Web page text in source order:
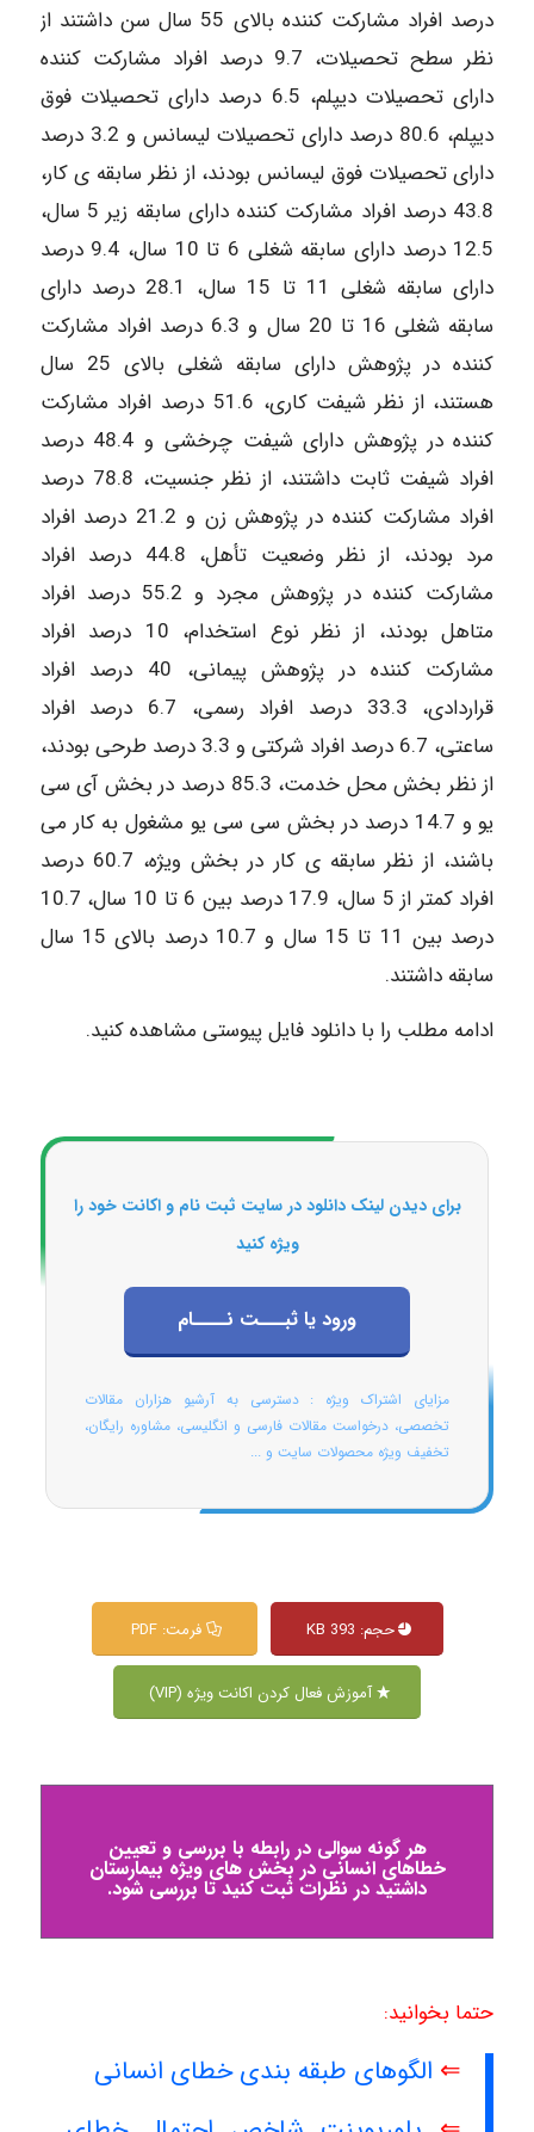
درصد افراد مشارکت کننده بالای 55 سال سن داشتند از
نظر سطح تحصیلات، 9.7 درصد افراد مشارکت کننده
دارای تحصیلات دیپلم، 6.5 درصد دارای تحصیلات فوق
دیپلم، 80.6 درصد دارای تحصیلات لیسانس و 3.2 درصد
دارای تحصیلات فوق لیسانس بودند، از نظر سابقه ی کار،
43.8 درصد افراد مشارکت کننده دارای سابقه زیر 5 سال،
12.5 درصد دارای سابقه شغلی 6 تا 10 سال، 9.4 درصد
دارای سابقه شغلی 11 تا 15 سال، 28.1 درصد دارای
سابقه شغلی 16 تا 20 سال و 6.3 درصد افراد مشارکت
کننده در پژوهش دارای سابقه شغلی بالای 25 سال
هستند، از نظر شیفت کاری، 51.6 درصد افراد مشارکت
کننده در پژوهش دارای شیفت چرخشی و 48.4 درصد
افراد شیفت ثابت داشتند، از نظر جنسیت، 78.8 درصد
افراد مشارکت کننده در پژوهش زن و 21.2 درصد افراد
مرد بودند، از نظر وضعیت تأهل، 44.8 درصد افراد
مشارکت کننده در پژوهش مجرد و 55.2 درصد افراد
متاهل بودند، از نظر نوع استخدام، 10 درصد افراد
مشارکت کننده در پژوهش پیمانی، 40 درصد افراد
قراردادی، 33.3 درصد افراد رسمی، 6.7 درصد افراد
ساعتی، 6.7 درصد افراد شرکتی و 3.3 درصد طرحی بودند،
از نظر بخش محل خدمت، 85.3 درصد در بخش آی سی
یو و 14.7 درصد در بخش سی سی یو مشغول به کار می
باشند، از نظر سابقه ی کار در بخش ویژه، 60.7 درصد
افراد کمتر از 5 سال، 17.9 درصد بین 6 تا 10 سال، 10.7
درصد بین 11 تا 15 سال و 10.7 درصد بالای 15 سال
سابقه داشتند.
ادامه مطلب را با دانلود فایل پیوستی مشاهده کنید.
برای دیدن لینک دانلود در سایت ثبت نام و اکانت خود را
ویژه کنید
ورود یا ثبـــت نــــام
مزایای اشتراک ویژه : دسترسی به آرشیو هزاران مقالات
تخصصی، درخواست مقالات فارسی و انگلیسی، مشاوره رایگان،
تخفیف ویژه محصولات سایت و ...
حجم: 393 KB فرمت: PDF
آموزش فعال کردن اکانت ویژه (VIP)
هر گونه سوالی در رابطه با بررسی و تعیین
خطاهای انسانی در بخش های ویژه بیمارستان
داشتید در نظرات ثبت کنید تا بررسی شود.
حتما بخوانید:
⇐ الگوهای طبقه بندی خطای انسانی